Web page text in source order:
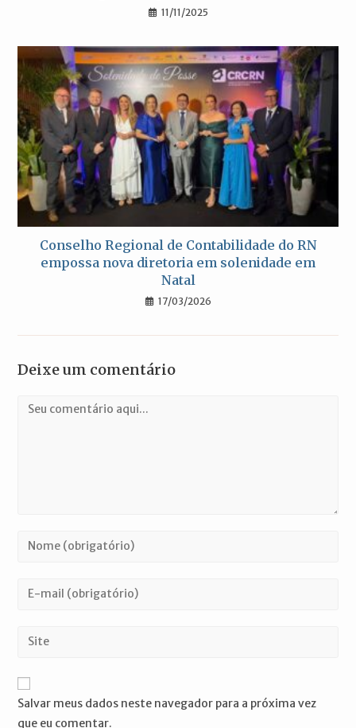
11/11/2025
Conselho Regional de Contabilidade do RN
empossa nova diretoria em solenidade em
Natal
17/03/2026
Deixe um comentário
Comentário
Digite
ou
de
para
comentar
Digite
de
mail
para
Digite
URL
do
Salvar meus dados neste navegador para a próxima vez
que eu comentar.